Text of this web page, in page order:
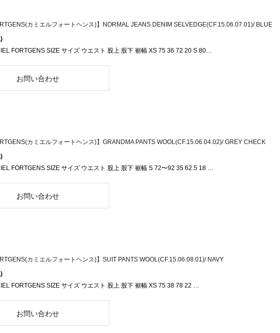
カミエルフォートヘンス)】NORMAL JEANS DENIM SELVEDGE(CF.15.06.07.01)/ BLUE
FORTGENS SIZE サイズ ウエスト 股上 股下 裾幅 XS 75 36 72 20 S 80…
カミエルフォートヘンス)】GRANDMA PANTS WOOL(CF.15.06.04.02)/ GREY CHECK
FORTGENS SIZE サイズ ウエスト 股上 股下 裾幅 S 72〜92 35 62.5 18 …
カミエルフォートヘンス)】SUIT PANTS WOOL(CF.15.06.08.01)/ NAVY
FORTGENS SIZE サイズ ウエスト 股上 股下 裾幅 XS 75 38 78 22 …